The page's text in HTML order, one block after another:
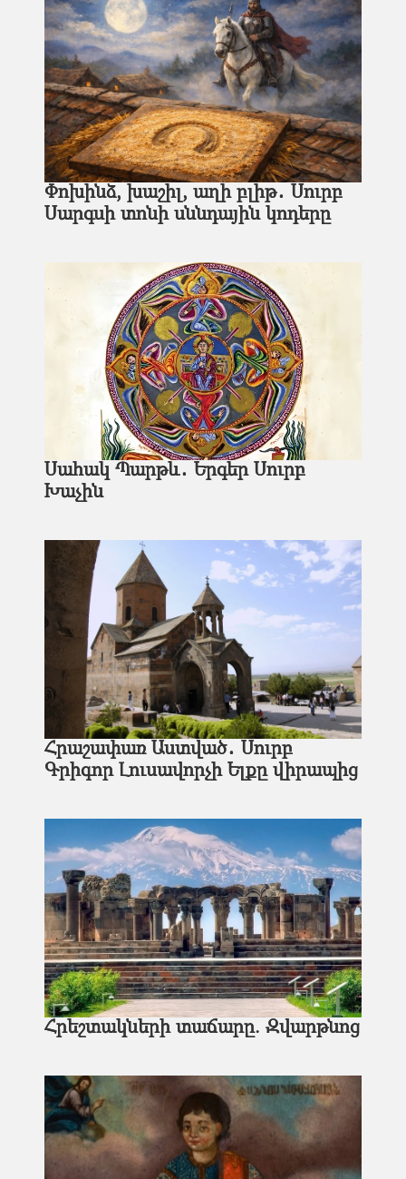
Փոխինձ, խաշիլ, աղի բլիթ․ Սուրբ
Սարգսի տոնի սննդային կոդերը
Սահակ Պարթև․ Երգեր Սուրբ
Խաչին
Հրաշափառ Աստված․ Սուրբ
Գրիգոր Լուսավորչի Ելքը վիրապից
Հրեշտակների տաճարը. Զվարթնոց